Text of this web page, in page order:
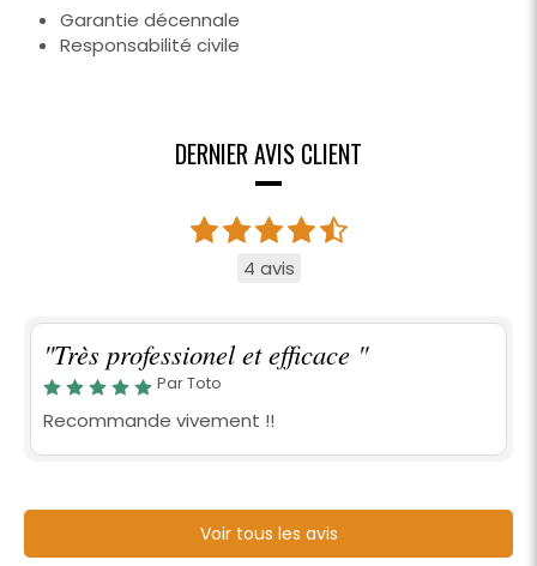
Garantie décennale
Responsabilité civile
DERNIER AVIS CLIENT
4 avis
"Très professionel et efficace "
Par Toto
Recommande vivement !!
Voir tous les avis